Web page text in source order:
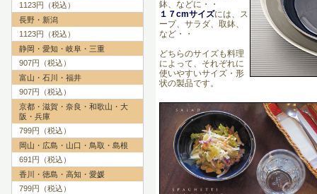
鉢、などに・・
１７cmサイズには、ス
ープ、サラダ、取鉢、
など・・
どちらのサイズも料理
によって、それぞれに
使いやすいサイズ・形
状の製品です。
1123円（税込）
長野・新潟
1123円（税込）
静岡・愛知・岐阜・三重
907円（税込）
富山・石川・福井
907円（税込）
京都・滋賀・奈良・和歌山・大
阪・兵庫
799円（税込）
岡山・広島・山口・鳥取・島根
691円（税込）
香川・徳島・高知・愛媛
799円（税込）